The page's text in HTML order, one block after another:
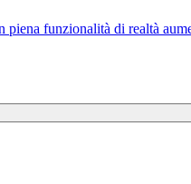
piena funzionalità di realtà